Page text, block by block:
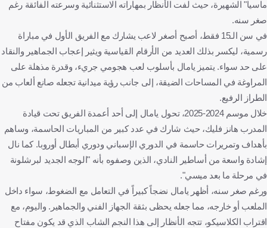
ماسيا" الشهيرة، حيث لفت الأنظار بمهاراته الاستثنائية وسرعته الفائقة رغم
صغر سنه.
في سن الـ15 فقط، أصبح أصغر لاعب يشارك مع الفريق الأول في مباراة
رسمية، ليكسر بذلك العديد من الأرقام القياسية ويثير إعجاب الجماهير والنقاد
على حد سواء. يتميز يامال بأسلوب لعب هجومي جريء، وقدرة مذهلة على
المراوغة في المساحات الضيقة، إلى جانب رؤية ميدانية تجعله صانع ألعاب من
الطراز الرفيع.
خلال موسم 2024-2025، تحول يامال إلى أحد أعمدة الفريق تحت قيادة
المدرب هانز فليك، حيث شارك في عدد كبير من المباريات الحاسمة، وساهم
بأهداف وتمريرات حاسمة في الدوري الإسباني ودوري أبطال أوروبا. كما نال
إشادة واسعة من أساطير النادي، الذين وصفوه بأنه "الوجه الجديد لبرشلونة
في مرحلة ما بعد ميسي".
ورغم صغر سنه، أظهر يامال نضجاً كبيراً في التعامل مع الضغوط، سواء داخل
الملعب أو خارجه، مما جعله يحظى بثقة الجهاز الفني والجماهير. واليوم، مع
اقتراب الكلاسيكو، تتجه الأنظار إلى هذا النجم الشاب الذي قد يكون مفتاح